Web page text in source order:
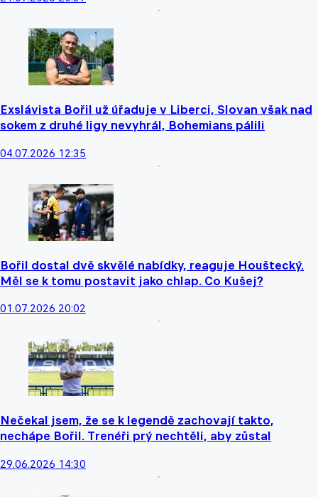
Exslávista Bořil už úřaduje v Liberci, Slovan však nad
sokem z druhé ligy nevyhrál, Bohemians pálili
04.07.2026 12:35
Bořil dostal dvě skvělé nabídky, reaguje Houštecký.
Měl se k tomu postavit jako chlap. Co Kušej?
01.07.2026 20:02
Nečekal jsem, že se k legendě zachovají takto,
nechápe Bořil. Trenéři prý nechtěli, aby zůstal
29.06.2026 14:30